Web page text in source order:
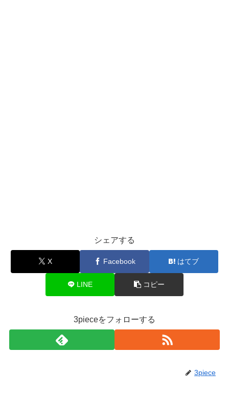
シェアする
X Facebook はてブ
LINE コピー
3pieceをフォローする
3piece